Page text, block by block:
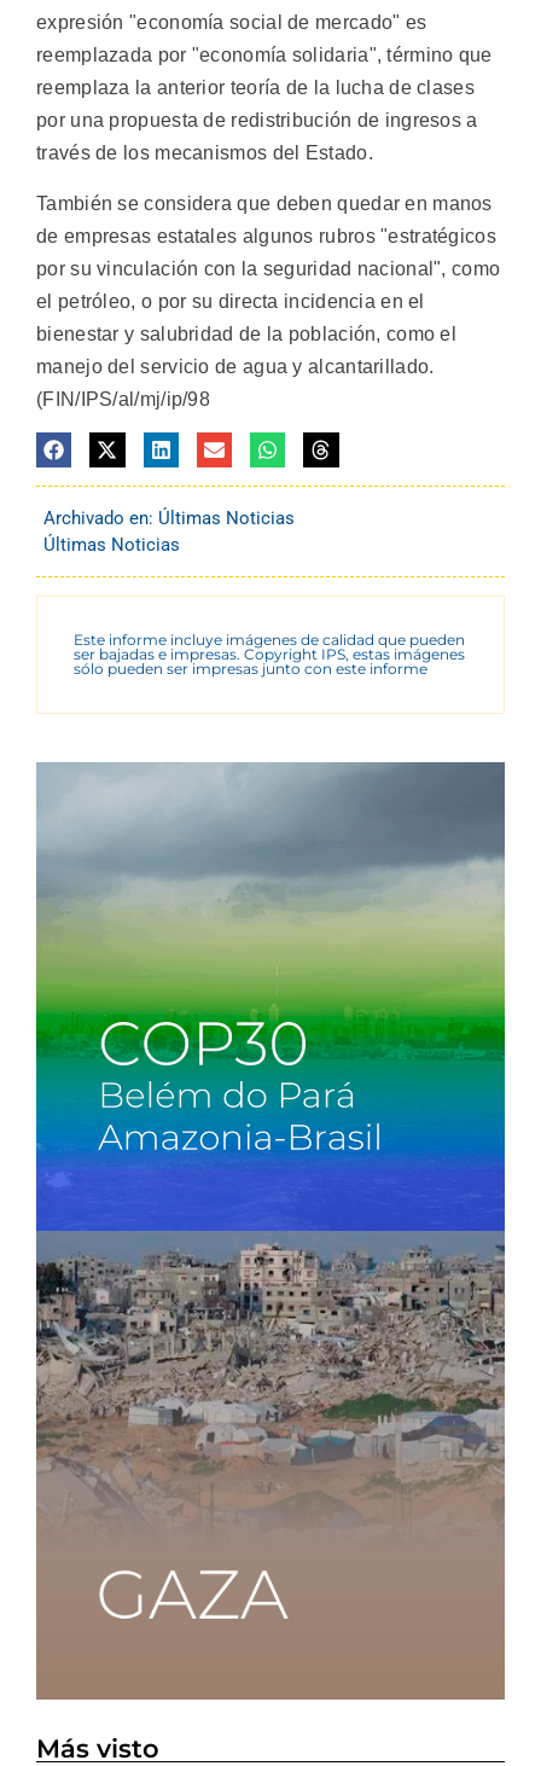
expresión "economía social de mercado" es
reemplazada por "economía solidaria", término que
reemplaza la anterior teoría de la lucha de clases
por una propuesta de redistribución de ingresos a
través de los mecanismos del Estado.
También se considera que deben quedar en manos
de empresas estatales algunos rubros "estratégicos
por su vinculación con la seguridad nacional", como
el petróleo, o por su directa incidencia en el
bienestar y salubridad de la población, como el
manejo del servicio de agua y alcantarillado.
(FIN/IPS/al/mj/ip/98
Archivado en: Últimas Noticias
Últimas Noticias
Este informe incluye imágenes de calidad que pueden
ser bajadas e impresas. Copyright IPS, estas imágenes
sólo pueden ser impresas junto con este informe
Más visto